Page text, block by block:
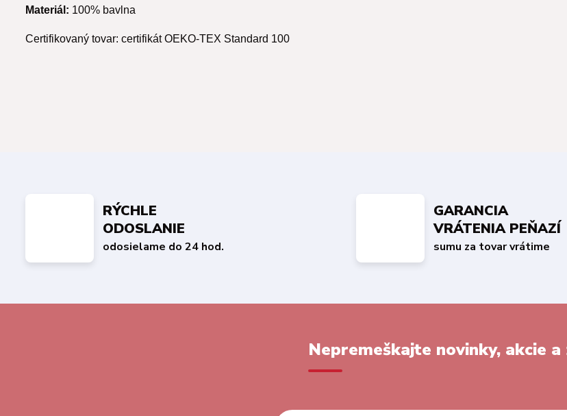
Materiál: 100% bavlna
Certifikovaný tovar: certifikát OEKO-TEX Standard 100
RÝCHLE
ODOSLANIE
odosielame do 24 hod.
GARANCIA
VRÁTENIA PEŇAZÍ
sumu za tovar vrátime
Nepremeškajte novinky, akcie a